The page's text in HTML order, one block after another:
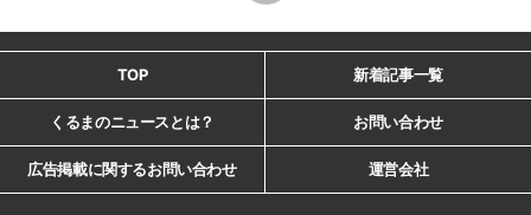
TOP 新着記事一覧
くるまのニュースとは？ お問い合わせ
広告掲載に関するお問い合わせ 運営会社